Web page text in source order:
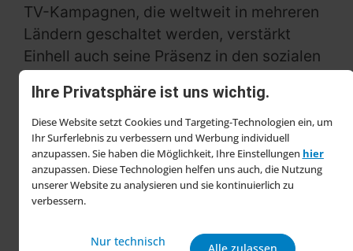
Ihre Privatsphäre ist uns wichtig.
Diese Website setzt Cookies und Targeting-Technologien ein, um
Ihr Surferlebnis zu verbessern und Werbung individuell
anzupassen. Sie haben die Möglichkeit, Ihre Einstellungen hier
anzupassen. Diese Technologien helfen uns auch, die Nutzung
unserer Website zu analysieren und sie kontinuierlich zu
verbessern.
Nur technisch
TV-Kampagnen, die weltweit in mehreren
Ländern geschaltet werden, verstärkt
Einhell auch seine Präsenz in den sozialen
anzusprechen. „Unser klares Ziel ist es,
unsere Social Media Community zu einer
der größten in derDIY-Branche
auszubauen“, so Kroiss.
Internationale Expansion und